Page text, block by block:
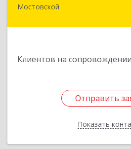
Мостовской
Клиентов на сопровождении
Отправить
Показать
352570, Краснодарский
Отправить
Назад